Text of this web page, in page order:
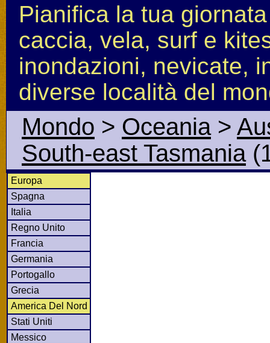
Pianifica la tua
caccia, vela, surf e
inondazioni, nevicate,
diverse località del
Mondo > Oceania>
South-east Tasmania
Europa
Spagna
Italia
Regno Unito
Francia
Germania
Portogallo
Grecia
America Del Nord
Stati Uniti
Messico